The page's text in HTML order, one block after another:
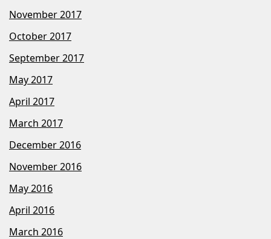
November 2017
October 2017
September 2017
May 2017
April 2017
March 2017
December 2016
November 2016
May 2016
April 2016
March 2016